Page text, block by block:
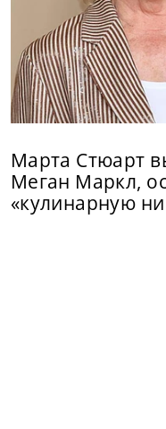
Марта Стюарт
Меган Маркл,
«кулинарную